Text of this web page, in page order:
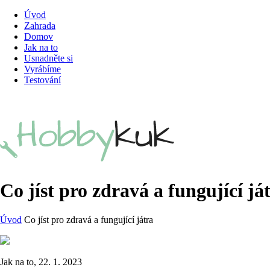
Úvod
Zahrada
Domov
Jak na to
Usnadněte si
Vyrábíme
Testování
Co jíst pro zdravá a fungující
Úvod Co jíst pro zdravá a fungující játra
Jak na to, 22. 1. 2023